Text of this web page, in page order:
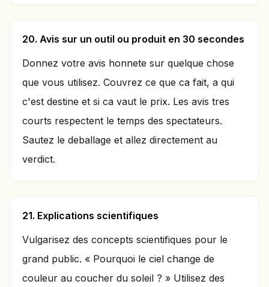
20. Avis sur un outil ou produit en 30 secondes
Donnez votre avis honnete sur quelque chose
que vous utilisez. Couvrez ce que ca fait, a qui
c'est destine et si ca vaut le prix. Les avis tres
courts respectent le temps des spectateurs.
Sautez le deballage et allez directement au
verdict.
21. Explications scientifiques
Vulgarisez des concepts scientifiques pour le
grand public. « Pourquoi le ciel change de
couleur au coucher du soleil ? » Utilisez des